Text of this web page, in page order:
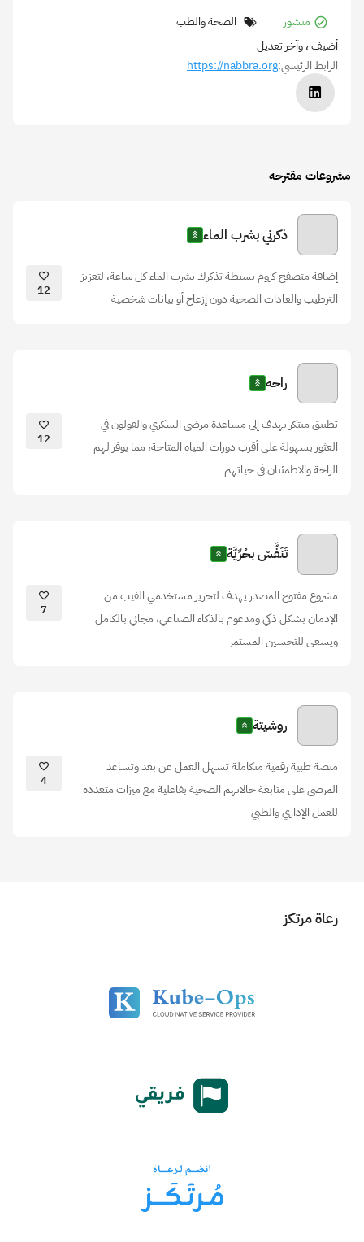
منشور
الصحة والطب
أضيف، وآخر تعديل
الرابط الرئيسي:https://nabbra.org
مشروعات مقترحه
ذكرني بشرب الماء
إضافة متصفح كروم بسيطة تذكرك بشرب الماء كل ساعة، لتعزيز
الترطيب والعادات الصحية دون إزعاج أو بيانات شخصية
12
راحه
تطبيق مبتكر يهدف إلى مساعدة مرضى السكري والقولون في
العثور بسهولة على أقرب دورات المياه المتاحة، مما يوفر لهم
الراحة والاطمئنان في حياتهم
12
تَنَفَّسْ بحُرِّيَّة
مشروع مفتوح المصدر يهدف لتحرير مستخدمي الفيب من
الإدمان بشكل ذكي ومدعوم بالذكاء الصناعي، مجاني بالكامل
ويسعى للتحسين المستمر
7
روشيتة
منصة طبية رقمية متكاملة تسهل العمل عن بعد وتساعد
المرضى على متابعة حالاتهم الصحية بفاعلية مع ميزات متعددة
للعمل الإداري والطبي
4
رعاة مرتكز